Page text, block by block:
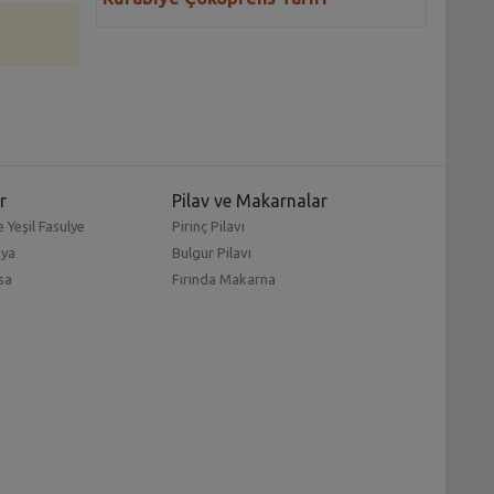
Yeşil Fasulye
Pilav ve Makarnalar
Pirinç Pilavı
Bulgur Pilavı
Fırında Makarna